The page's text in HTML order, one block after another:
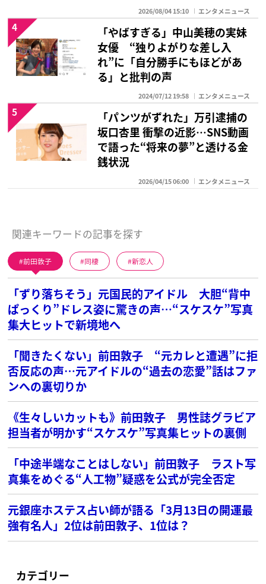
2026/08/04 15:10 エンタメニュース
「やばすぎる」中山美穂の実妹
女優 “独りよがりな差し入
れ”に「自分勝手にもほどがあ
る」と批判の声
2024/07/12 19:58 エンタメニュース
4
「パンツがずれた」万引逮捕の
坂口杏里 衝撃の近影…SNS動画
で語った“将来の夢”と透ける金
銭状況
2026/04/15 06:00 エンタメニュース
5
関連キーワードの記事を探す
前田敦子 同棲 新恋人
「ずり落ちそう」元国民的アイドル 大胆“背中
ぱっくり”ドレス姿に驚きの声…“スケスケ”写真
集大ヒットで新境地へ
「聞きたくない」前田敦子 “元カレと遭遇”に拒
否反応の声…元アイドルの“過去の恋愛”話はファ
ンへの裏切りか
《生々しいカットも》前田敦子 男性誌グラビア
担当者が明かす“スケスケ”写真集ヒットの裏側
「中途半端なことはしない」前田敦子 ラスト写
真集をめぐる“人工物”疑惑を公式が完全否定
元銀座ホステス占い師が語る「3月13日の開運最
強有名人」2位は前田敦子、1位は？
カテゴリー